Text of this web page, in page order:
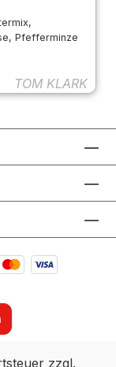
Pfefferminze
TOM KLARK
zzgl.